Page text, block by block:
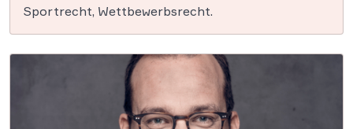
Sportrecht, Wettbewerbsrecht.